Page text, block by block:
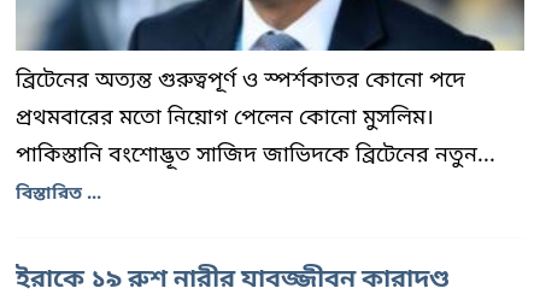
ব্রিটেনের অত্যন্ত গুরুত্বপূর্ণ ও স্পর্শকাতর কোনো পদে
প্রথমবারের মতো নিয়োগ পেলেন কোনো মুসলিম।
পাকিস্তানি বংশোদ্ভূত সাজিদ জাভিদকে ব্রিটেনের নতুন...
বিস্তারিত ...
ইরাকে ১৯ রুশ নারীর যাবজ্জীবন কারাদণ্ড